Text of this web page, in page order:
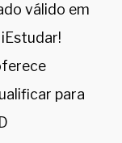
válido em
para